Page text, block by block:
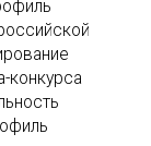
конкурса